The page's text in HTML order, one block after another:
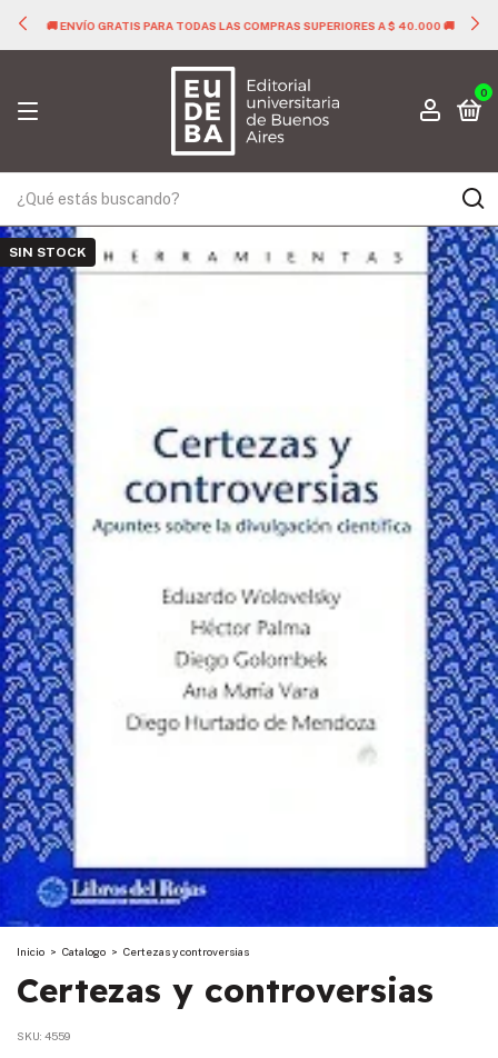
🚚 ENVÍO GRATIS PARA TODAS LAS COMPRAS SUPERIORES A $ 40.000 🚚
0
SIN STOCK
Inicio > Catalogo > Certezas y controversias
Certezas y controversias
SKU: 4559